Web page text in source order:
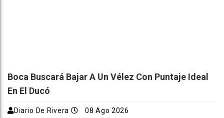
Boca Buscará Bajar A Un Vélez Con Puntaje Ideal
En El Ducó
Diario De Rivera 08 Ago 2026